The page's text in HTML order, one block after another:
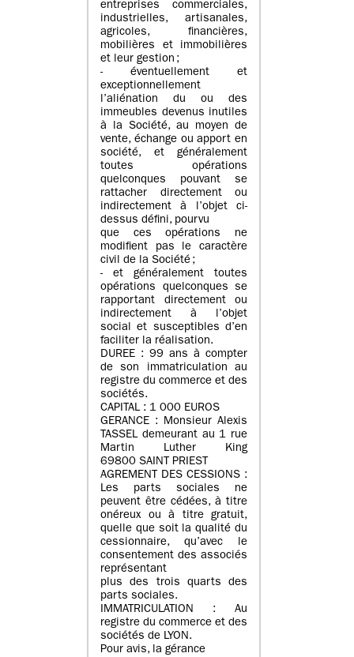
entreprises commerciales,
industrielles, artisanales,
agricoles, financières,
mobilières et immobilières
et leur gestion ;
- éventuellement et
exceptionnellement
l’aliénation du ou des
immeubles devenus inutiles
à la Société, au moyen de
vente, échange ou apport en
société, et généralement
toutes opérations
quelconques pouvant se
rattacher directement ou
indirectement à l’objet ci-
dessus défini, pourvu
que ces opérations ne
modifient pas le caractère
civil de la Société ;
- et généralement toutes
opérations quelconques se
rapportant directement ou
indirectement à l’objet
social et susceptibles d’en
faciliter la réalisation.
DUREE : 99 ans à compter
de son immatriculation au
registre du commerce et des
sociétés.
CAPITAL : 1 000 EUROS
GERANCE : Monsieur Alexis
TASSEL demeurant au 1 rue
Martin Luther King
69800 SAINT PRIEST
AGREMENT DES CESSIONS :
Les parts sociales ne
peuvent être cédées, à titre
onéreux ou à titre gratuit,
quelle que soit la qualité du
cessionnaire, qu’avec le
consentement des associés
représentant
plus des trois quarts des
parts sociales.
IMMATRICULATION : Au
registre du commerce et des
sociétés de LYON.
Pour avis, la gérance